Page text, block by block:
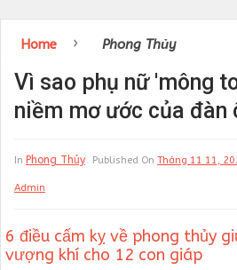
Home › Phong Thủy
Vì sao phụ nữ 'mông
niềm mơ ước của đàn
In Phong Thủy Published On Tháng 11 11,
Admin
6 điều cấm kỵ về phong thủy
vượng khí cho 12 con giáp